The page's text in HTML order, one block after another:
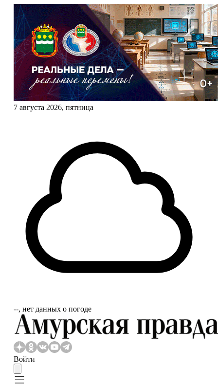
7 августа 2026, пятница
‐‐, нет данных о погоде
Войти